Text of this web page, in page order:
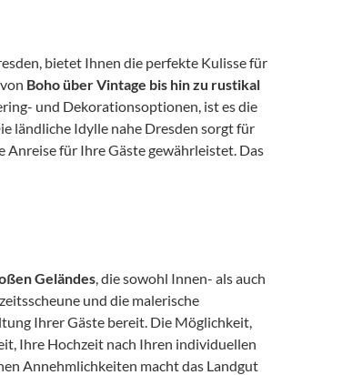
bietet Ihnen die perfekte Kulisse für
Boho über Vintage bis hin zu rustikal
und Dekorationsoptionen, ist es die
ländliche Idylle nahe Dresden sorgt für
für Ihre Gäste gewährleistet. Das
Geländes, die sowohl Innen- als auch
und die malerische
Ihrer Gäste bereit. Die Möglichkeit,
Ihre Hochzeit nach Ihren individuellen
Annehmlichkeiten macht das Landgut